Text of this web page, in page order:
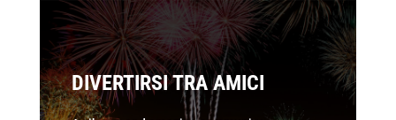
DIVERTIRSI TRA AMICI